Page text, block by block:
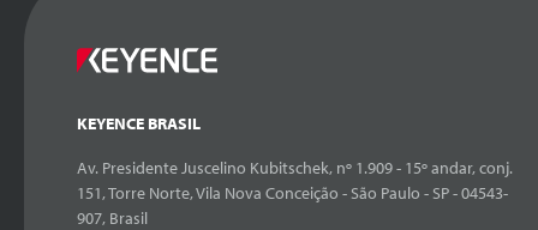
KEYENCE BRASIL
Av. Presidente Juscelino Kubitschek, nº 1.909 - 15º andar, conj.
151, Torre Norte, Vila Nova Conceição - São Paulo - SP - 04543-
907, Brasil